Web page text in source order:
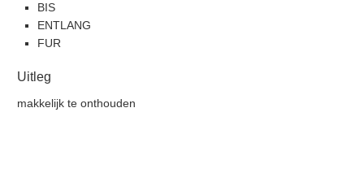
BIS
ENTLANG
FUR
Uitleg
makkelijk te onthouden